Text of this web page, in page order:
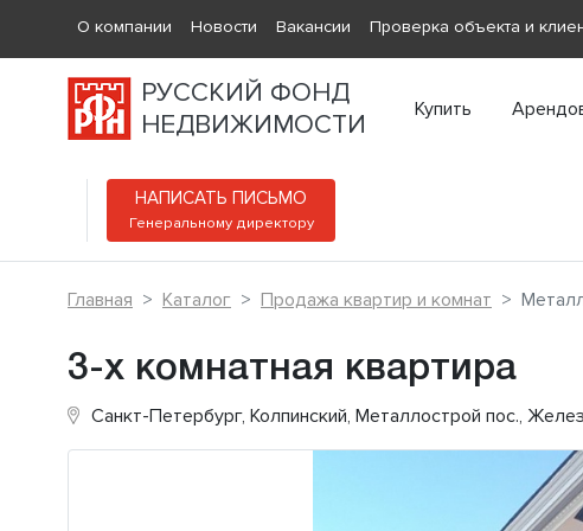
О компании Новости Вакансии Проверка объекта и
РУССКИЙ ФОНД
НЕДВИЖИМОСТИ
Купить
НАПИСАТЬ ПИСЬМО
Генеральному директору
Главная Каталог Продажа квартир и комнат
3-х комнатная квартира
Санкт-Петербург, Колпинский, Металлострой пос.,